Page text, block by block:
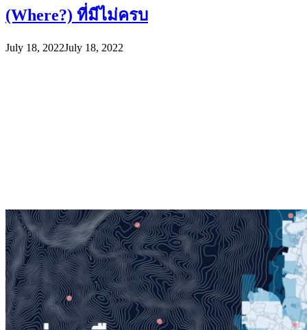
(Where?) ที่มีไม่ครบ
July 18, 2022July 18, 2022